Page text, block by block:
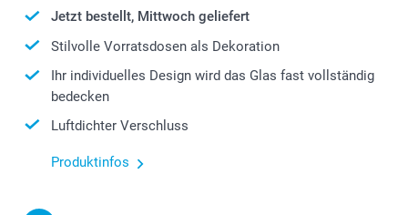
Jetzt bestellt, Mittwoch geliefert
Stilvolle Vorratsdosen als Dekoration
Ihr individuelles Design wird das Glas fast vollständig
bedecken
Luftdichter Verschluss
Produktinfos